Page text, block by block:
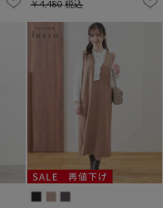
￥4,480税込